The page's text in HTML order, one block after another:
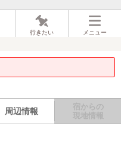
行きたい メニュー
周辺情報
宿からの
現地情報